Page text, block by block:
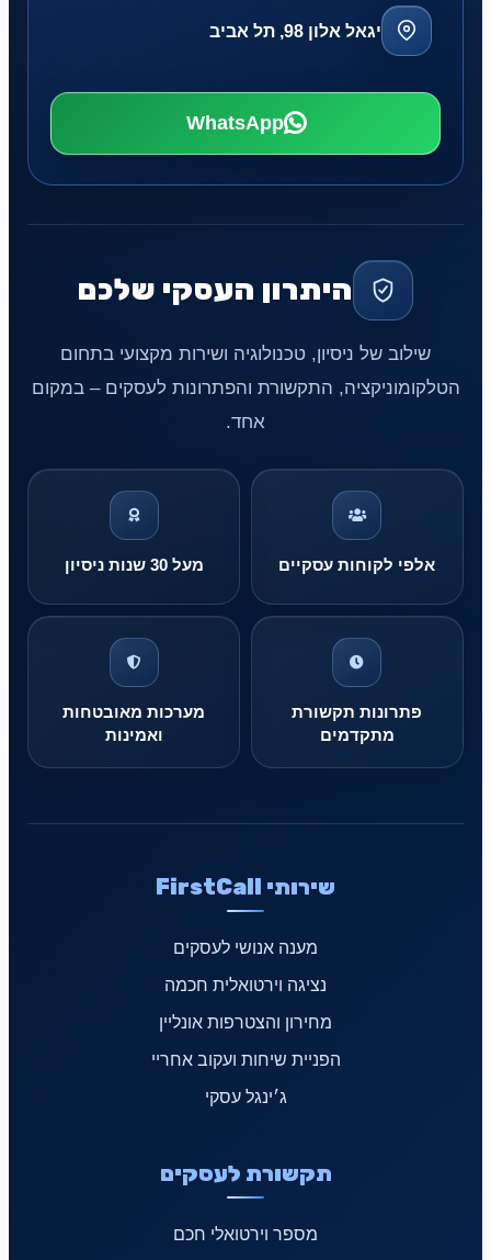
יגאל אלון 98, תל אביב
WhatsApp
היתרון העסקי שלכם
שילוב של ניסיון, טכנולוגיה ושירות מקצועי בתחום
הטלקומוניקציה, התקשורת והפתרונות לעסקים – במקום
אחד.
אלפי לקוחות עסקיים מעל 30 שנות ניסיון
פתרונות תקשורת
מתקדמים
מערכות מאובטחות
ואמינות
שירותי FirstCall
מענה אנושי לעסקים
נציגה וירטואלית חכמה
מחירון והצטרפות אונליין
הפניית שיחות ועקוב אחריי
ג׳ינגל עסקי
תקשורת לעסקים
מספר וירטואלי חכם